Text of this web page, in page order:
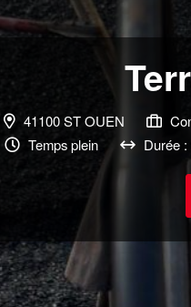
41100 ST OUEN
Temps plein
Durée